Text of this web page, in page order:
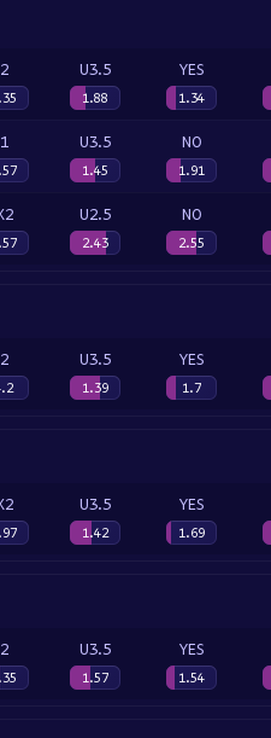
2 U3.5
1.88
YES
1.34
1 U3.5
1.45
NO
1.91
U2.5
2.43
NO
2.55
2 U3.5
1.39
YES
1.7
U3.5
1.42
YES
1.69
2 U3.5
1.57
YES
1.54